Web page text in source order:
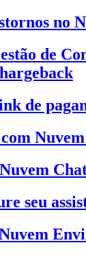
no
de
de
seu